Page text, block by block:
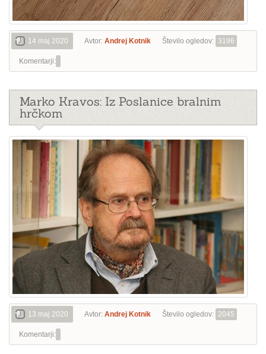
14 maj 2020 Avtor: Andrej Kotnik Število ogledov: 3196
Komentarji:
Marko Kravos: Iz Poslanice bralnim
hrčkom
13 maj 2020 Avtor: Andrej Kotnik Število ogledov: 2045
Komentarji: